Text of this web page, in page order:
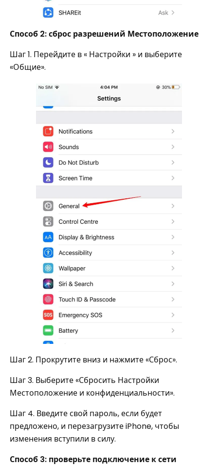
Способ 2: сброс разрешений Местоположение
Шаг 1. Перейдите в « Настройки » и выберите
«Общие».
Шаг 2. Прокрутите вниз и нажмите «Сброс».
Шаг 3. Выберите «Сбросить Настройки
Местоположение и конфиденциальности».
Шаг 4. Введите свой пароль, если будет
предложено, и перезагрузите iPhone, чтобы
изменения вступили в силу.
Способ 3: проверьте подключение к сети